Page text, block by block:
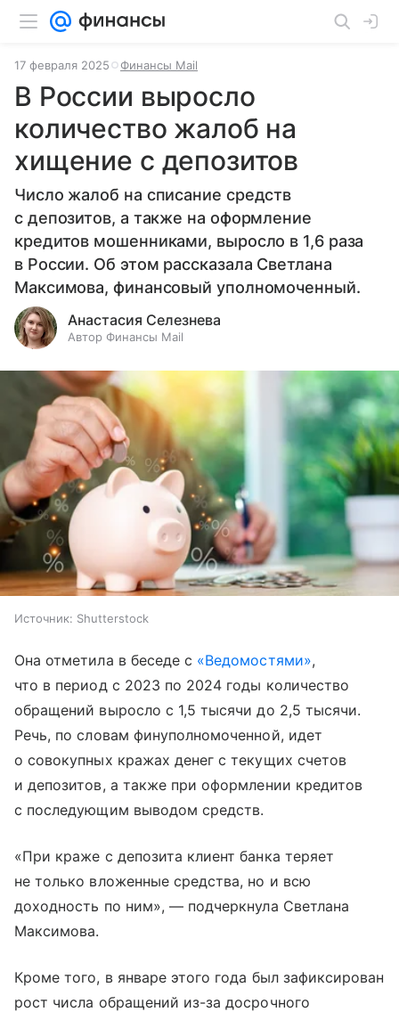
17 февраля 2025 Финансы Mail
В России выросло
количество жалоб на
хищение с депозитов
Число жалоб на списание средств
с депозитов, а также на оформление
кредитов мошенниками, выросло в 1,6 раза
в России. Об этом рассказала Светлана
Максимова, финансовый уполномоченный.
Анастасия Селезнева
Автор Финансы Mail
Источник: Shutterstock
Она отметила в беседе с «Ведомостями»,
что в период с 2023 по 2024 годы количество
обращений выросло с 1,5 тысячи до 2,5 тысячи.
Речь, по словам финуполномоченной, идет
о совокупных кражах денег с текущих счетов
и депозитов, а также при оформлении кредитов
с последующим выводом средств.
«При краже с депозита клиент банка теряет
не только вложенные средства, но и всю
доходность по ним», — подчеркнула Светлана
Максимова.
Кроме того, в январе этого года был зафиксирован
рост числа обращений из-за досрочного